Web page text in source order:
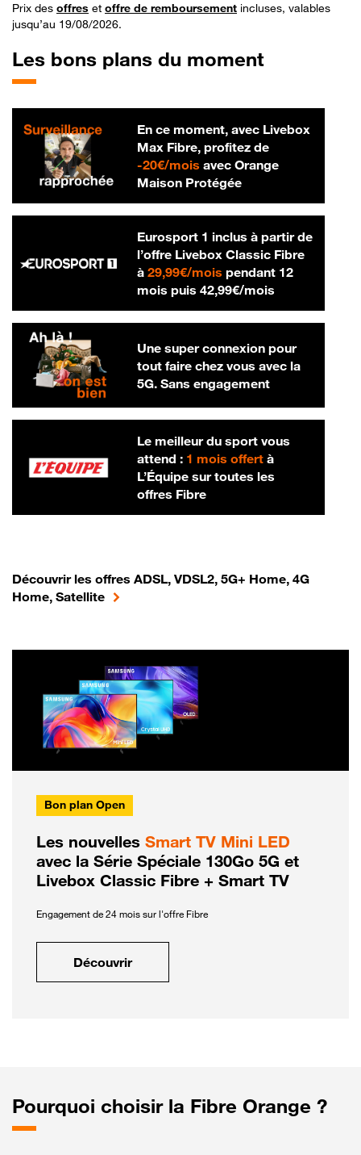
Prix des offres et offre de remboursement incluses, valables
jusqu’au 19/08/2026.
Les bons plans du moment
En ce moment, avec Livebox
Max Fibre, profitez de
-20€/mois20 € par mois
avec Orange
Maison Protégée
Eurosport 1 inclus à partir de
l’offre Livebox Classic Fibre
à 29,99€/mois29,99 € par mois
pendant 12
mois puis 42,99€/mois42,99 € par
Une super connexion pour
tout faire chez vous avec la
5G. Sans engagement
Le meilleur du sport vous
attend : 1 mois offertà
L’Équipe sur toutes les
offres Fibre
Découvrir les offres ADSL, VDSL2, 5G+ Home, 4G
Home, Satellite
Bon plan Open
Les nouvelles Smart TV Mini LED
avec la Série Spéciale 130Go 5G et
Livebox Classic Fibre + Smart TV
Engagement de 24 mois sur l'offre Fibre
Découvrir
Pourquoi choisir la Fibre Orange ?